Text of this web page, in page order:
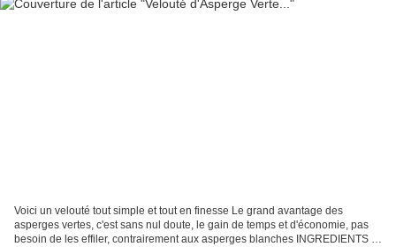
Voici un velouté tout simple et tout en finesse Le grand avantage des
asperges vertes, c'est sans nul doute, le gain de temps et d'économie, pas
besoin de les effiler, contrairement aux asperges blanches INGREDIENTS :